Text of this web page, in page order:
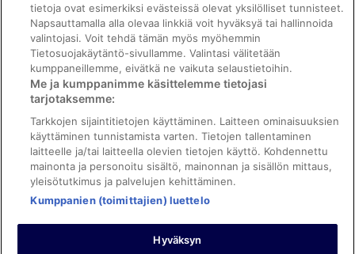
Oikeudelliset tiedot / ota meihin yhteyttä
Sisältövaatimukset ja ilmoituksen tekeminen sisällöstä
Tuki
Ota yhteyttä
Varauksen muuttaminen tai peruuttaminen
Varaa lento lentoyhtiön hyvityskupongeilla
Hyvityksen hakeminen ja aikarajat
tietoja ovat esimerkiksi evästeissä olevat yksilölliset tunnisteet.
Napsauttamalla alla olevaa linkkiä voit hyväksyä tai hallinnoida
valintojasi. Voit tehdä tämän myös myöhemmin
Tietosuojakäytäntö-sivullamme. Valintasi välitetään
kumppaneillemme, eivätkä ne vaikuta selaustietoihin.
Me ja kumppanimme käsittelemme tietojasi
tarjotaksemme:
Tarkkojen sijaintitietojen käyttäminen. Laitteen ominaisuuksien
käyttäminen tunnistamista varten. Tietojen tallentaminen
laitteelle ja/tai laitteella olevien tietojen käyttö. Kohdennettu
mainonta ja personoitu sisältö, mainonnan ja sisällön mittaus,
yleisötutkimus ja palvelujen kehittäminen.
Kumppanien (toimittajien) luettelo
Hyväksyn